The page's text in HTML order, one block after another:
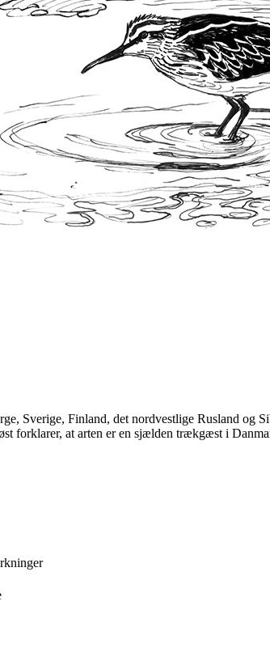
Sverige, Finland, det nordvestlige Rusland
forklarer, at arten er en sjælden trækgæst i